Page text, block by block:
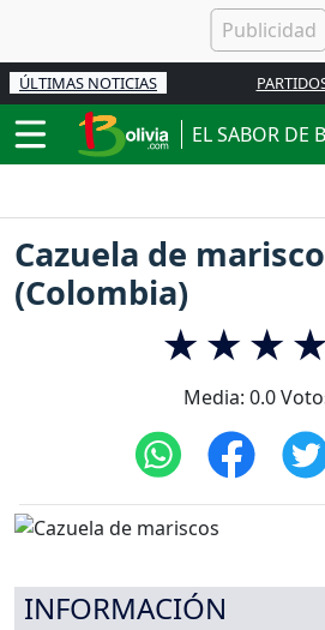
ÚLTIMAS NOTICIAS
EL SABOR DE
Cazuela de
(Colombia)
Media: 0.0
INFORMACIÓN